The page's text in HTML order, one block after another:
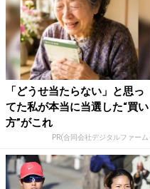
「どうせ当たらない」と思っ
てた私が本当に当選した“買い
方”がこれ
PR(合同会社デジタルファーム